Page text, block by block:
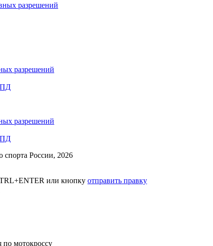
разрешений
разрешений
ПД
разрешений
ПД
спорта России, 2026
или кнопку отправить правку
по мотокроссу